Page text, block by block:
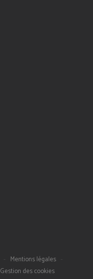
- Mentions légales -
Gestion des cookies